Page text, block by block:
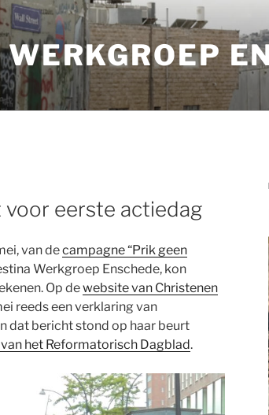
voor eerste actiedag
van decampagne “Prik geen
Werkgroep Enschede, kon
Op dewebsite van Christenen
reeds een verklaring van
dat bericht stond op haar beurt
het Reformatorisch Dagblad.